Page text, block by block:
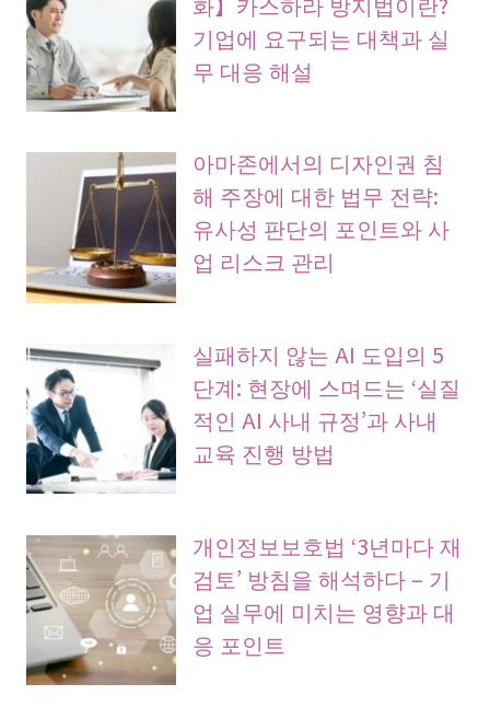
기업에 요구되는 대책과 실
무 대응 해설
아마존에서의 디자인권 침
해 주장에 대한 법무 전략:
유사성 판단의 포인트와 사
업 리스크 관리
실패하지 않는 AI 도입의 5
단계: 현장에 스며드는 ‘실질
적인 AI 사내 규정’과 사내
교육 진행 방법
개인정보보호법 ‘3년마다 재
검토’ 방침을 해석하다 – 기
업 실무에 미치는 영향과 대
응 포인트